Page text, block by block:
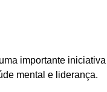
importante
mental e liderança.